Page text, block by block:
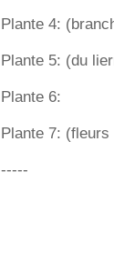
Plante 4:
Plante 5: (du
Plante 6:
Plante 7: (fleurs
-----